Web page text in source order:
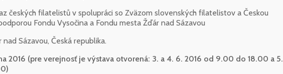
českých filatelistů v spolupráci so Zväzom slovenských filatelistov a Českou
Fondu Vysočina a Fondu mesta Žďár nad Sázavou
Sázavou, Česká republika.
2016 (pre verejnosť je výstava otvorená: 3. a 4. 6. 2016 od 9.00 do 18.00 a 5.